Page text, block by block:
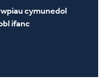
cymunedol
ifanc